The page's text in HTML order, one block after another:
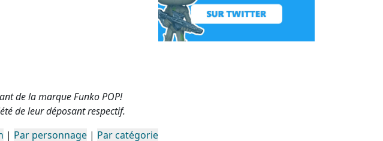
de la marque Funko POP!
de leur déposant respectif.
| Par personnage | Par catégorie